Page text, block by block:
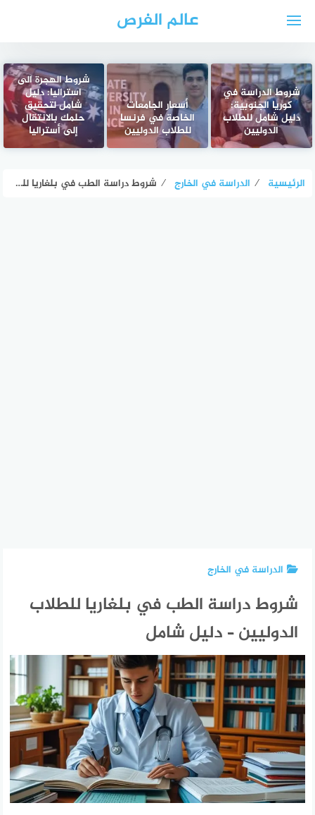
عالم الفرص
شروط الدراسة في
كوريا الجنوبية:
دليل شامل للطلاب
الدوليين
أسعار الجامعات
الخاصة في فرنسا
للطلاب الدوليين
شروط الهجرة الى
استراليا: دليل
شامل لتحقيق
حلمك بالانتقال
إلى أستراليا
الرئيسية ⁄ الدراسة في الخارج ⁄ شروط دراسة الطب في بلغاريا للطلاب الدوليين – دليل شامل
الدراسة في الخارج
شروط دراسة الطب في بلغاريا للطلاب
الدوليين – دليل شامل